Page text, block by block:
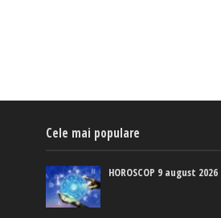
Cele mai populare
HOROSCOP 9 august 2026